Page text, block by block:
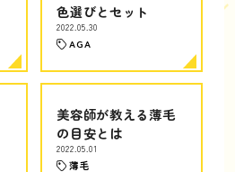
色選びとセット
2022.05.30
AGA
美容師が教える薄毛
の目安とは
2022.05.01
薄毛